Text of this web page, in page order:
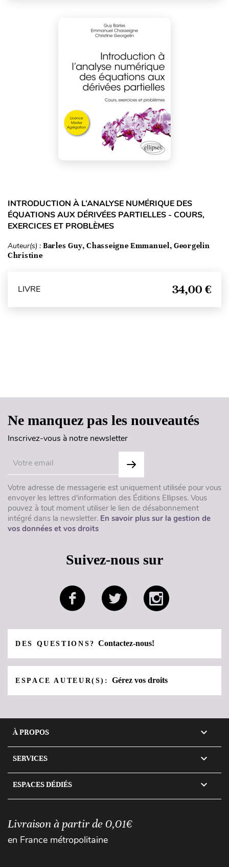
INTRODUCTION À L’ANALYSE NUMÉRIQUE DES
ÉQUATIONS AUX DÉRIVÉES PARTIELLES - COURS,
EXERCICES ET PROBLÈMES
Auteur(s) : Barles Guy, Chasseigne Emmanuel, Georgelin
Christine
LIVRE 34,00 €
Ne manquez pas les nouveautés
Inscrivez-vous à notre newsletter
Votre adresse de messagerie est uniquement utilisée pour vous
envoyer les lettres d'information des Éditions Ellipses. Vous
pouvez à tout moment utiliser le lien de désabonnement
intégré dans la newsletter. En savoir plus sur la gestion de
vos données et vos droits
Suivez-nous sur
DES QUESTIONS?Contactez-nous!
ESPACE AUTEUR(S):Gérez vos droits
À PROPOS 
SERVICES 
ESPACES DÉDIÉS 
Livraison à partir de 0,01€
en France métropolitaine